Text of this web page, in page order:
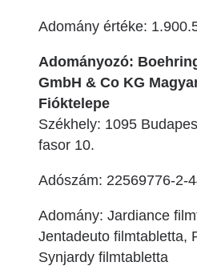
Adomány értéke:
Adományozó:
GmbH & Co KG
Fióktelepe
Székhely: 1095
fasor 10.
Adószám: 22569776-2-
Adomány: Jardiance
Jentadeuto filmtabletta,
Synjardy filmtabletta